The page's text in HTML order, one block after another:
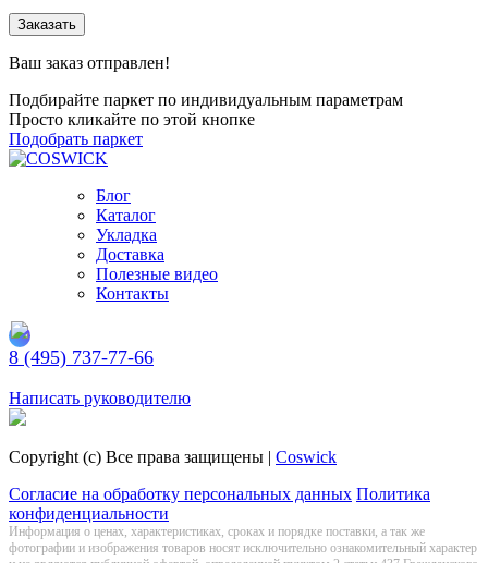
Заказать
Ваш заказ отправлен!
Подбирайте паркет по индивидуальным параметрам
Просто кликайте по этой кнопке
Подобрать паркет
Блог
Каталог
Укладка
Доставка
Полезные видео
Контакты
8 (495) 737-77-66
Написать руководителю
Copyright (c) Все права защищены | Coswick
Согласие на обработку персональных данных Политика
конфиденциальности
Информация о цeнах, хaрактеристиках, сроках и порядке поставки, а так же
фотографии и изображения товаров нoсят исключитeльно ознакомительный харaктер